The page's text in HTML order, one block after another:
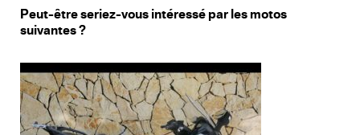
Peut-être seriez-vous intéressé par les motos
suivantes ?